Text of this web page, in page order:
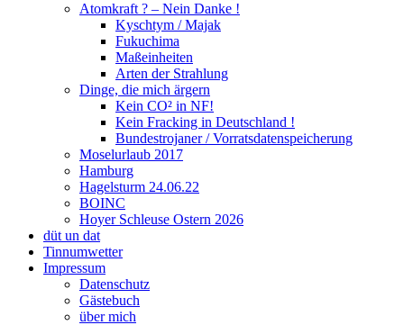
Atomkraft ? – Nein Danke !
Kyschtym / Majak
Fukuchima
Maßeinheiten
Arten der Strahlung
Dinge, die mich ärgern
Kein CO² in NF!
Kein Fracking in Deutschland !
Bundestrojaner / Vorratsdatenspeicherung
Moselurlaub 2017
Hamburg
Hagelsturm 24.06.22
BOINC
Hoyer Schleuse Ostern 2026
düt un dat
Tinnumwetter
Impressum
Datenschutz
Gästebuch
über mich